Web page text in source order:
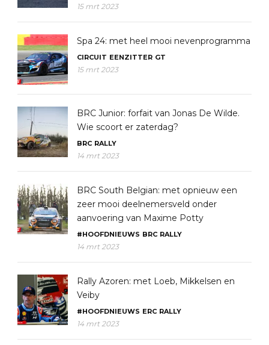
15 mrt 2023
Spa 24: met heel mooi nevenprogramma
CIRCUIT EENZITTER GT
15 mrt 2023
BRC Junior: forfait van Jonas De Wilde.
Wie scoort er zaterdag?
BRC RALLY
14 mrt 2023
BRC South Belgian: met opnieuw een
zeer mooi deelnemersveld onder
aanvoering van Maxime Potty
#HOOFDNIEUWS BRC RALLY
14 mrt 2023
Rally Azoren: met Loeb, Mikkelsen en
Veiby
#HOOFDNIEUWS ERC RALLY
14 mrt 2023